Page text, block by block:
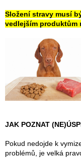
Složení stravy musí
vedlejším produktům
JAK POZNAT
Pokud nedojde k
problémů, je velká